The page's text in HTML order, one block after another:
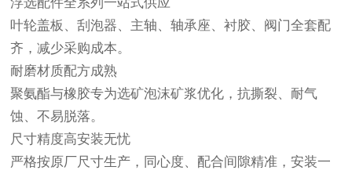
叶轮盖板、刮泡器、主轴、轴承座、衬胶、阀门全套配
齐，减少采购成本。
耐磨材质配方成熟
聚氨酯与橡胶专为选矿泡沫矿浆优化，抗撕裂、耐气
蚀、不易脱落。
尺寸精度高安装无忧
严格按原厂尺寸生产，同心度、配合间隙精准，安装一